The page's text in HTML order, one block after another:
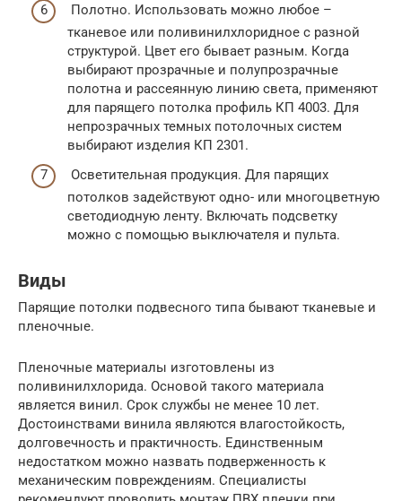
Полотно. Использовать можно любое –
тканевое или поливинилхлоридное с разной
структурой. Цвет его бывает разным. Когда
выбирают прозрачные и полупрозрачные
полотна и рассеянную линию света, применяют
для парящего потолка профиль КП 4003. Для
непрозрачных темных потолочных систем
выбирают изделия КП 2301.
Осветительная продукция. Для парящих
потолков задействуют одно- или многоцветную
светодиодную ленту. Включать подсветку
можно с помощью выключателя и пульта.
Виды
Парящие потолки подвесного типа бывают тканевые и
пленочные.
Пленочные материалы изготовлены из
поливинилхлорида. Основой такого материала
является винил. Срок службы не менее 10 лет.
Достоинствами винила являются влагостойкость,
долговечность и практичность. Единственным
недостатком можно назвать подверженность к
механическим повреждениям. Специалисты